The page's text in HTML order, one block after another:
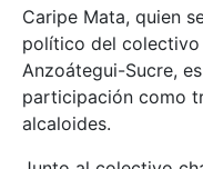
Caripe Mata, quien
político del colectivo
Anzoátegui-Sucre,
participación como
alcaloides.